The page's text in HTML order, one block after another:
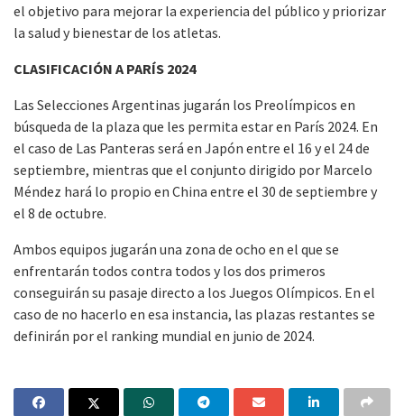
el objetivo para mejorar la experiencia del público y priorizar
la salud y bienestar de los atletas.
CLASIFICACIÓN A PARÍS 2024
Las Selecciones Argentinas jugarán los Preolímpicos en
búsqueda de la plaza que les permita estar en París 2024. En
el caso de Las Panteras será en Japón entre el 16 y el 24 de
septiembre, mientras que el conjunto dirigido por Marcelo
Méndez hará lo propio en China entre el 30 de septiembre y
el 8 de octubre.
Ambos equipos jugarán una zona de ocho en el que se
enfrentarán todos contra todos y los dos primeros
conseguirán su pasaje directo a los Juegos Olímpicos. En el
caso de no hacerlo en esa instancia, las plazas restantes se
definirán por el ranking mundial en junio de 2024.